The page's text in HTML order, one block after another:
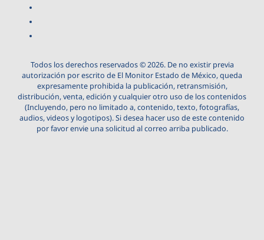
Todos los derechos reservados © 2026. De no existir previa
autorización por escrito de El Monitor Estado de México, queda
expresamente prohibida la publicación, retransmisión,
distribución, venta, edición y cualquier otro uso de los contenidos
(Incluyendo, pero no limitado a, contenido, texto, fotografías,
audios, videos y logotipos). Si desea hacer uso de este contenido
por favor envie una solicitud al correo arriba publicado.